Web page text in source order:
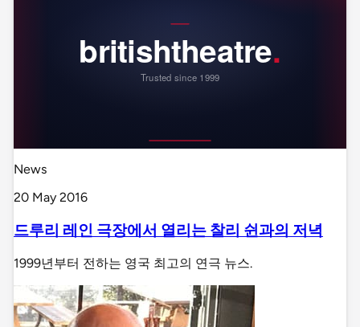
News
20 May 2016
드루리 레인 극장에서 열리는 찰리 쉰과의 저녁
1999년부터 전하는 영국 최고의 연극 뉴스.